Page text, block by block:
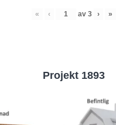
« ‹ av 3 › »
Projekt 1893